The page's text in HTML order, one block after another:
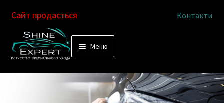
Перейти
к
Перейти
к
Сайт продається Контакти
Меню
Выездная автомойка